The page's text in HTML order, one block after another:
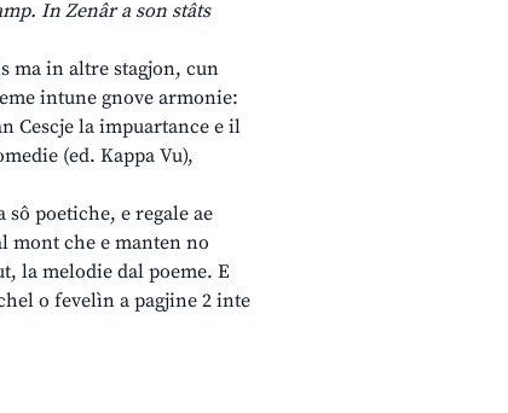
In Zenâr a son stâts
ma in altre stagjon, cun
intune gnove armonie:
Cescje la impuartance e il
(ed. Kappa Vu),
poetiche, e regale ae
mont che e manten no
la melodie dal poeme. E
o fevelìn a pagjine 2 inte